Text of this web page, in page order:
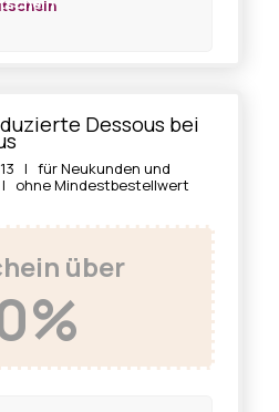
Dessous bei
| für Neukunden und
ohne Mindestbestellwert
über